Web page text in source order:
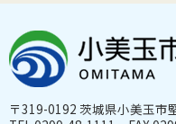
〒319-0192 茨城県小美玉市